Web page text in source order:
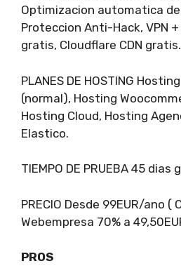
Optimizacion automatica
Proteccion Anti-Hack, VPN
gratis, Cloudflare CDN gratis.
PLANES DE HOSTING
(normal), Hosting
Hosting Cloud, Hosting
Elastico.
TIEMPO DE PRUEBA 45 dias
PRECIO Desde 99EUR/ano (
Webempresa 70% a
PROS